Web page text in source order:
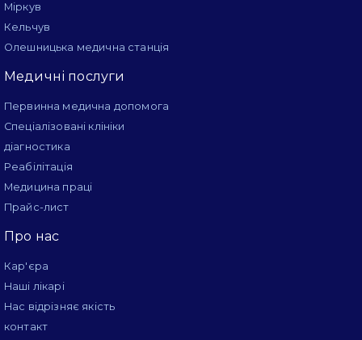
Міркув
Кельчув
Олешницька медична станція
Медичні послуги
Первинна медична допомога
Спеціалізовані клініки
діагностика
Реабілітація
Медицина праці
Прайс-лист
Про нас
Кар'єра
Наші лікарі
Нас відрізняє якість
контакт